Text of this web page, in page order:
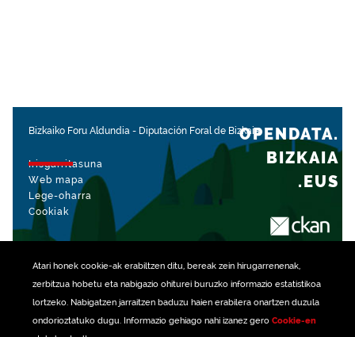
Atari honek cookie-ak erabiltzen ditu, bereak zein hirugarrenenak,
zerbitzua hobetu eta nabigazio ohiturei buruzko informazio estatistikoa
lortzeko. Nabigatzen jarraitzen baduzu haien erabilera onartzen duzula
ondorioztatuko dugu. Informazio gehiago nahi izanez gero Cookie-en
Bizkaiko Foru Aldundia - Diputación Foral de Bizkaia
Irisgarritasuna
Web mapa
Lege-oharra
Cookiak
OPENDATA.
BIZKAIA
.EUS